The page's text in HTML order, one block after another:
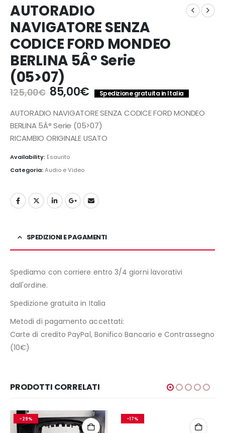
AUTORADIO
NAVIGATORE SENZA
CODICE FORD MONDEO
BERLINA 5Â° Serie
(05>07)
125,00€ Il
prezzo
originale
era:
125,00€.
85,00€Il
prezzo
attuale
è:
85,00€.
Spedizione gratuita in Italia
AUTORADIO NAVIGATORE SENZA CODICE FORD MONDEO
BERLINA 5Â° Serie (05>07)
RICAMBIO ORIGINALE USATO
Availability: Esaurito
Categoria:Audio e Video
SPEDIZIONI E PAGAMENTI
Spediamo con corriere entro 3/4 giorni lavorativi
dall'ordine.
Spedizione gratuita in Italia
Metodi di pagamento accettati:
Carte di credito PayPal, Bonifico Bancario e Contrassegno
(10€)
PRODOTTI CORRELATI
-29% -17%